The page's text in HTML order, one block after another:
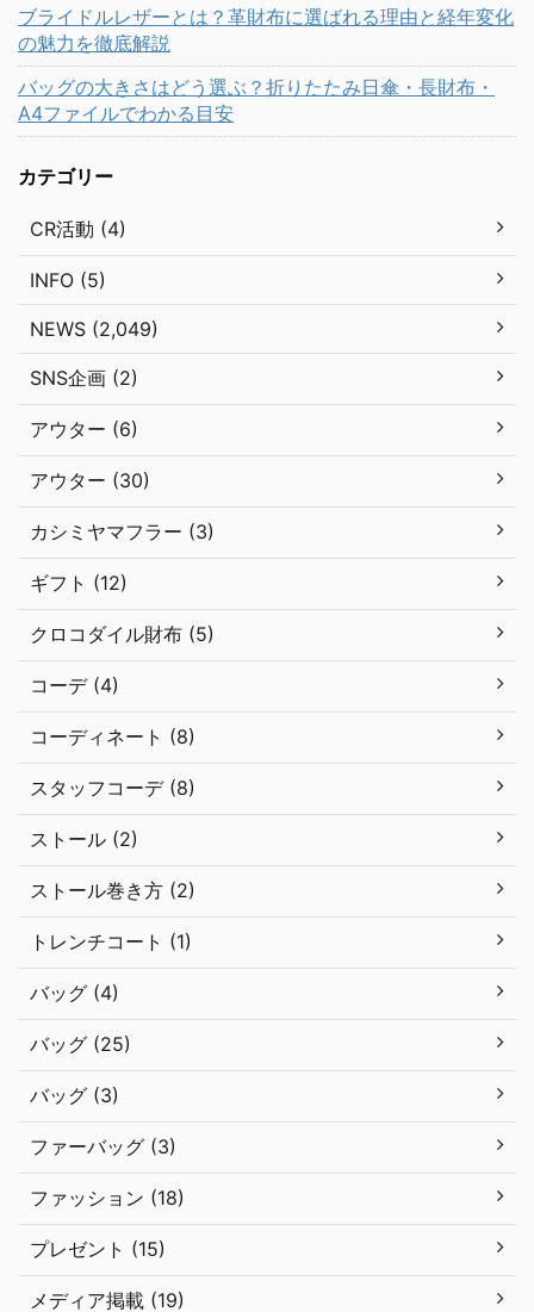
ブライドルレザーとは？革財布に選ばれる理由と経年変化
の魅力を徹底解説
バッグの大きさはどう選ぶ？折りたたみ日傘・長財布・
A4ファイルでわかる目安
カテゴリー
CR活動 (4)
INFO (5)
NEWS (2,049)
SNS企画 (2)
アウター (6)
アウター (30)
カシミヤマフラー (3)
ギフト (12)
クロコダイル財布 (5)
コーデ (4)
コーディネート (8)
スタッフコーデ (8)
ストール (2)
ストール巻き方 (2)
トレンチコート (1)
バッグ (4)
バッグ (25)
バッグ (3)
ファーバッグ (3)
ファッション (18)
プレゼント (15)
メディア掲載 (19)